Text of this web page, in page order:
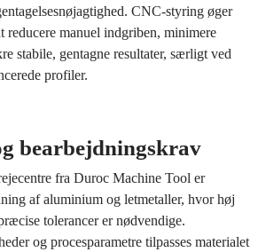
CNC-styring øger
reducere manuel indgriben, minimere
stabile, gentagne resultater, særligt ved
profiler.
bearbejdningskrav
fra Duroc Machine Tool er
af aluminium og letmetaller, hvor høj
tolerancer er nødvendige.
og procesparametre tilpasses materialet